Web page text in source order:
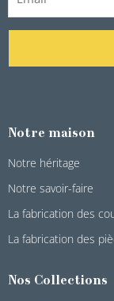
Notre maison
Notre héritage
Notre savoir-faire
La fabrication des
La fabrication des
Nos Collections